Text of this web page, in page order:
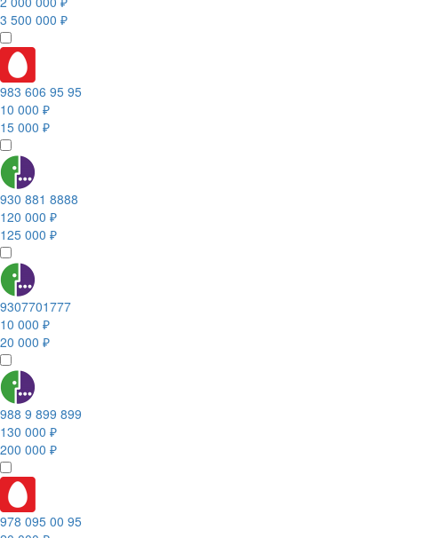
3 500 000 ₽
983 606 95 95
10 000 ₽
15 000 ₽
930 881 8888
120 000 ₽
125 000 ₽
9307701777
10 000 ₽
20 000 ₽
988 9 899 899
130 000 ₽
200 000 ₽
978 095 00 95